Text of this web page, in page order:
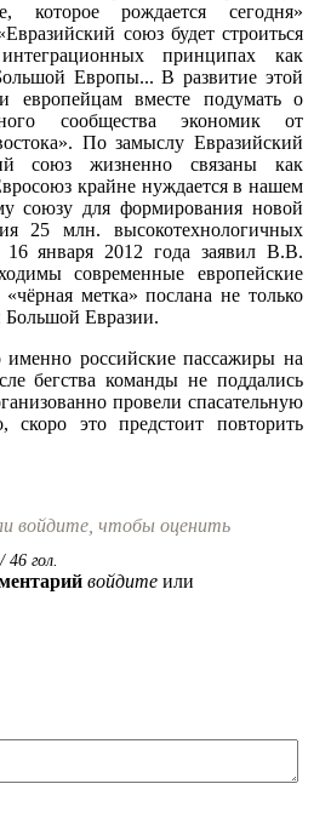
которое рождается сегодня»
союз будет строиться
принципах как
Европы... В развитие этой
европейцам вместе подумать о
сообщества экономик от
По замыслу Евразийский
союз жизненно связаны как
крайне нуждается в нашем
союзу для формирования новой
25 млн. высокотехнологичных
января 2012 года заявил В.В.
современные европейские
метка» послана не только
Евразии.
именно российские пассажиры на
бегства команды не поддались
провели спасательную
скоро это предстоит повторить
войдите, чтобы оценить
/ 46 гол.
войдите или